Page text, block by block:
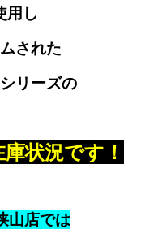
用し
された
リーズの
状況です！
山店では